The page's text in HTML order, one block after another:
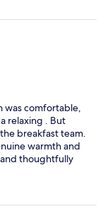
was comfortable,
relaxing . But
breakfast team.
warmth and
thoughtfully
coordinated
professionalism